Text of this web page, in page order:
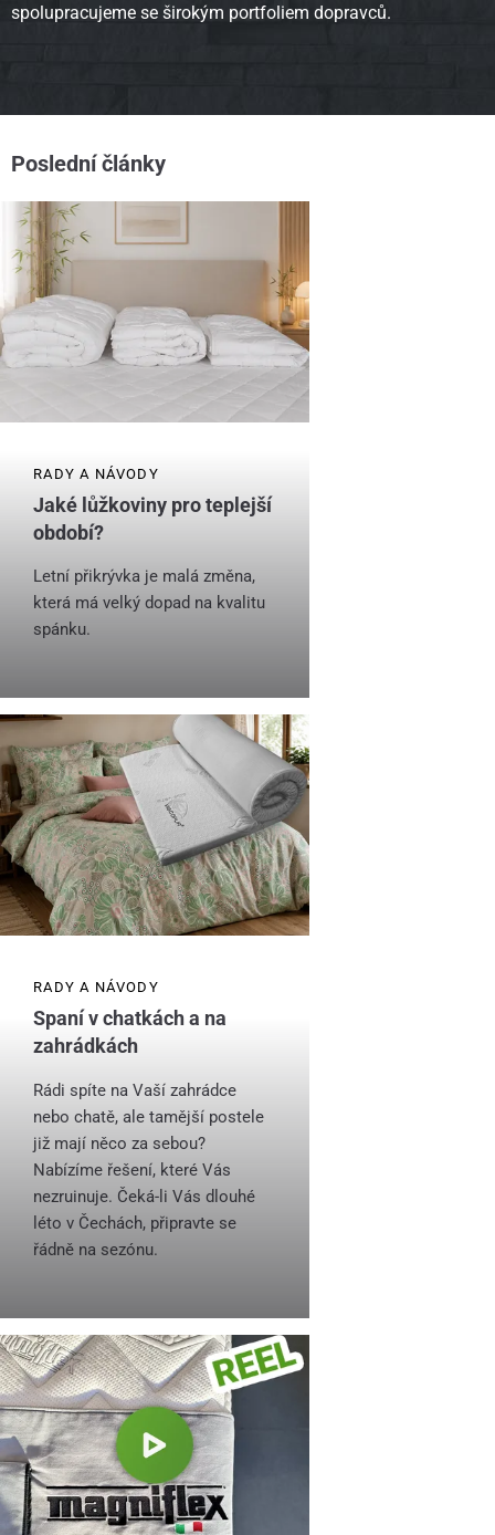
spolupracujeme se širokým portfoliem dopravců.
Poslední články
RADY A NÁVODY
Jaké lůžkoviny pro teplejší
období?
Letní přikrývka je malá změna,
která má velký dopad na kvalitu
spánku.
RADY A NÁVODY
Spaní v chatkách a na
zahrádkách
Rádi spíte na Vaší zahrádce
nebo chatě, ale tamější postele
již mají něco za sebou?
Nabízíme řešení, které Vás
nezruinuje. Čeká-li Vás dlouhé
léto v Čechách, připravte se
řádně na sezónu.